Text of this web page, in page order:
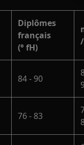
Diplômes
français
(° fH)
84 - 90
76 - 83